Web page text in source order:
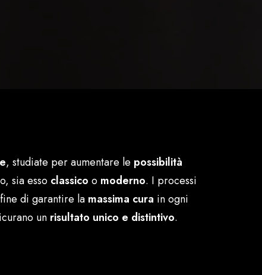
, studiate per aumentare le possibilità
sia esso classico o moderno. I processi
di garantire la massima cura in ogni
un risultato unico e distintivo.